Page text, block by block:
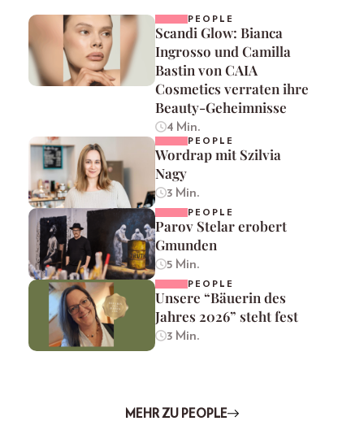
PEOPLE
Scandi Glow: Bianca
Ingrosso und Camilla
Bastin von CAIA
Cosmetics verraten ihre
Beauty-Geheimnisse
4 Min.
PEOPLE
Wordrap mit Szilvia
Nagy
3 Min.
PEOPLE
Parov Stelar erobert
Gmunden
5 Min.
PEOPLE
Unsere “Bäuerin des
Jahres 2026” steht fest
3 Min.
MEHR ZU PEOPLE